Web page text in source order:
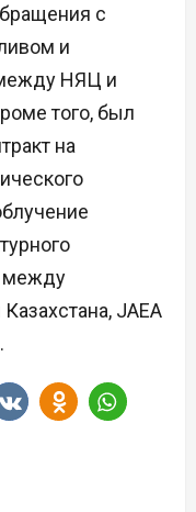
с
и
НЯЦ и
того, был
на
между
JAEA